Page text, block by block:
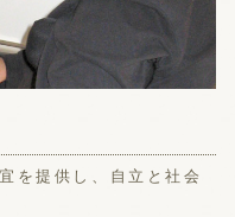
を提供し、自立と社会